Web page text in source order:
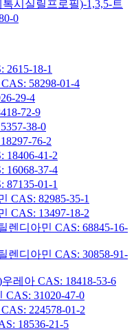
시실릴프로필)-1,3,5-트
0
18-1
58298-01-4
29-4
72-9
38-0
76-2
18406-41-2
16068-37-4
01-1
CAS: 82985-35-1
CAS: 13497-18-2
렌디아민 CAS: 68845-16-
렌디아민 CAS: 30858-91-
레아 CAS: 18418-53-6
31020-47-0
224578-01-2
18536-21-5